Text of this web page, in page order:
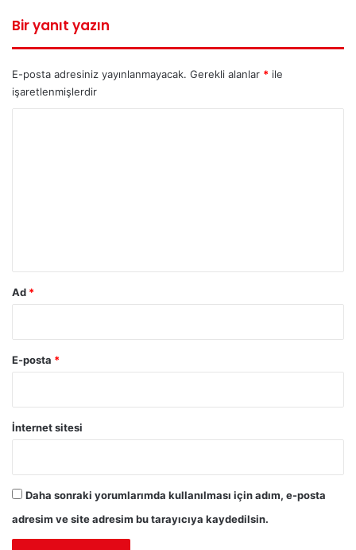
Bir yanıt yazın
E-posta adresiniz yayınlanmayacak. Gerekli alanlar * ile
işaretlenmişlerdir
Ad *
E-posta *
İnternet sitesi
Daha sonraki yorumlarımda kullanılması için adım, e-posta
adresim ve site adresim bu tarayıcıya kaydedilsin.